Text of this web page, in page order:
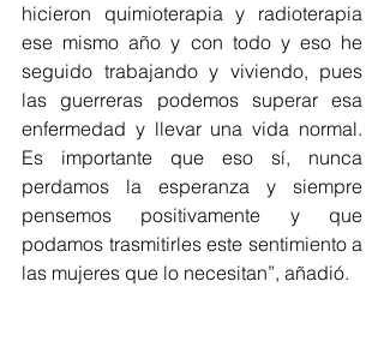
hicieron quimioterapia y radioterapia
ese mismo año y con todo y eso he
seguido trabajando y viviendo, pues
las guerreras podemos superar esa
enfermedad y llevar una vida normal.
Es importante que eso sí, nunca
perdamos la esperanza y siempre
pensemos positivamente y que
podamos trasmitirles este sentimiento a
las mujeres que lo necesitan”, añadió.